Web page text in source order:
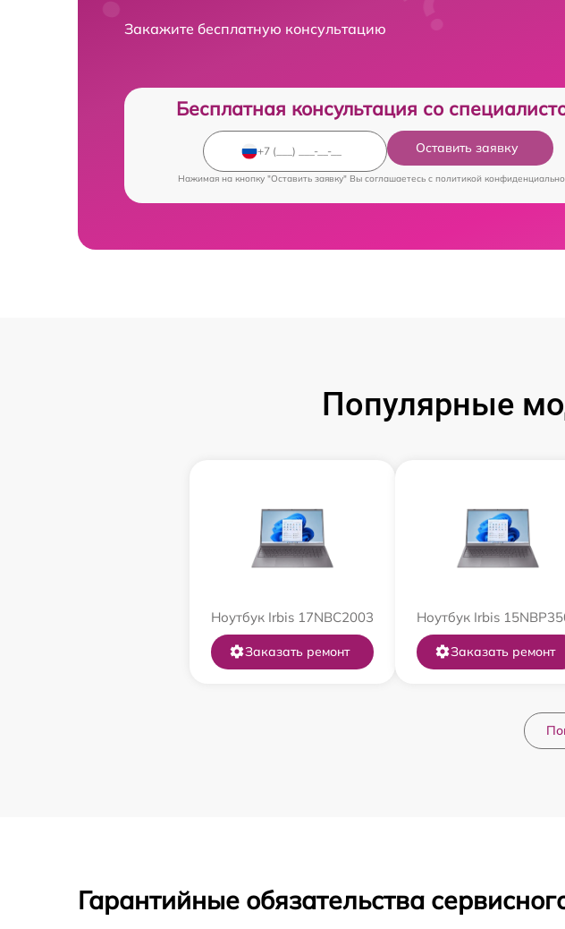
Закажите бесплатную консультацию
Бесплатная консультация со
Оставить заявку
Нажимая на кнопку "Оставить заявку" Вы соглашаетесь c политикой
Популярные
Ноутбук Irbis 17NBC2003
Заказать ремонт
Ноутбук Irbis
Заказать ремонт
Гарантийные обязательства